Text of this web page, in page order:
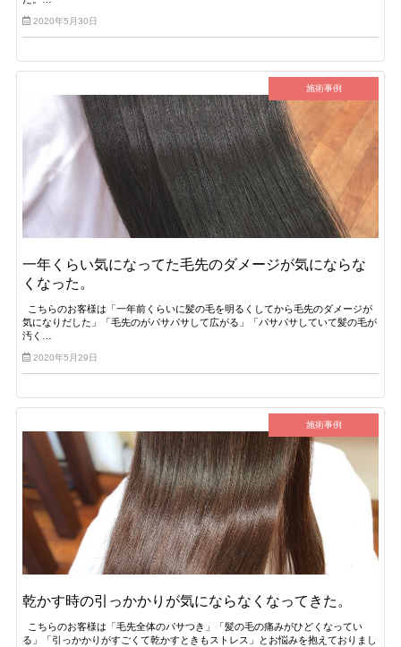
2020年5月30日
施術事例
一年くらい気になってた毛先のダメージが気にならな
くなった。
こちらのお客様は「一年前くらいに髪の毛を明るくしてから毛先のダメージが
気になりだした」「毛先のがパサパサして広がる」「パサパサしていて髪の毛が
汚く…
2020年5月29日
施術事例
乾かす時の引っかかりが気にならなくなってきた。
こちらのお客様は「毛先全体のパサつき」「髪の毛の痛みがひどくなってい
る」「引っかかりがすごくて乾かすときもストレス」とお悩みを抱えておりまし